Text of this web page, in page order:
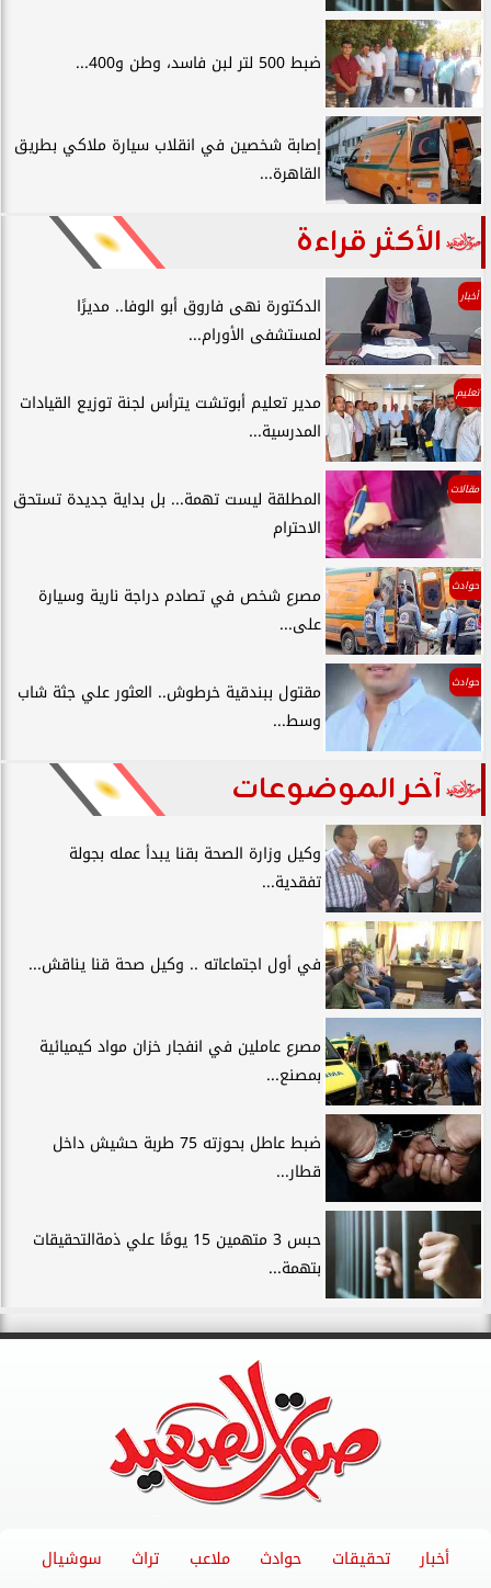
ضبط 500 لتر لبن فاسد، وطن و400...
إصابة شخصين في انقلاب سيارة ملاكي بطريق
القاهرة...
الأكثر قراءة
أخبار
الدكتورة نهى فاروق أبو الوفا.. مديرًا
لمستشفى الأورام...
تعليم
مدير تعليم أبوتشت يترأس لجنة توزيع القيادات
المدرسية...
مقالات
المطلقة ليست تهمة... بل بداية جديدة تستحق
الاحترام
حوادث
مصرع شخص في تصادم دراجة نارية وسيارة
على...
حوادث
مقتول ببندقية خرطوش.. العثور علي جثة شاب
وسط...
آخر الموضوعات
وكيل وزارة الصحة بقنا يبدأ عمله بجولة
تفقدية...
في أول اجتماعاته .. وكيل صحة قنا يناقش...
مصرع عاملين في انفجار خزان مواد كيميائية
بمصنع...
ضبط عاطل بحوزته 75 طربة حشيش داخل
قطار...
حبس 3 متهمين 15 يومًا علي ذمةالتحقيقات
بتهمة...
أخبار تحقيقات حوادث ملاعب تراث سوشيال